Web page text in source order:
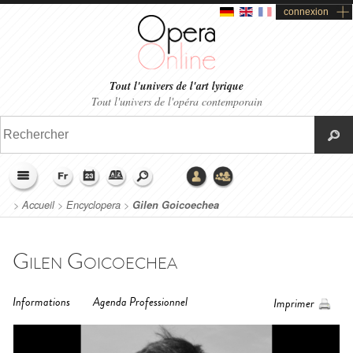
connexion
Tout l'univers de l'art lyrique
Tout l'univers de l'opéra contemporain
>Accueil> Encyclopera > Gilen Goicoechea
Gilen Goicoechea
Informations Agenda Professionnel Imprimer